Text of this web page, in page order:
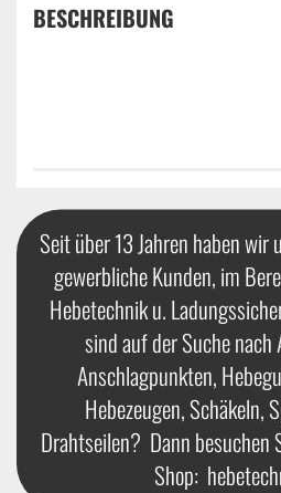
BESCHREIBUNG
Seit über 13 Jahren haben wir
gewerbliche Kunden, im
Hebetechnik u.
sind auf der Suche
Anschlagpunkten,
Hebezeugen, Schäkeln,
Drahtseilen? Dann besuchen
Shop: